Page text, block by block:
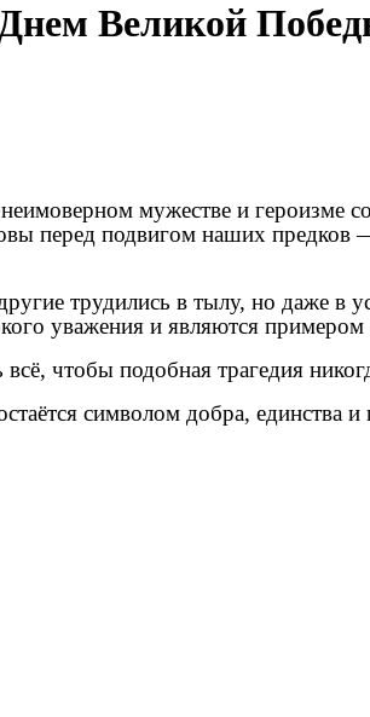
Великой
мужестве и героизме
перед подвигом наших предков
трудились в тылу, но даже в
уважения и являются примером
чтобы подобная трагедия
символом добра, единства и